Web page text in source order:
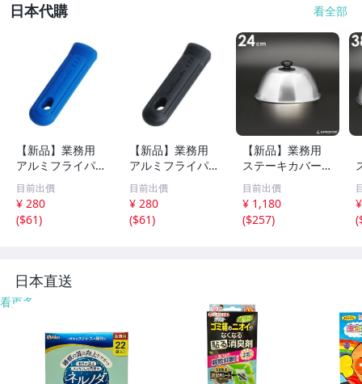
日本代購 看全部
【新品】業務用
アルミフライパン
対応 シリコンハ
ンドル小 青 シリ
コングリップ 鍋
つかみ
目前出價
¥ 280
($61)
【新品】業務用
アルミフライパン
対応シリコンハン
ドル小 黒 シリコ
ングリップ 鍋つ
かみ
目前出價
¥ 280
($61)
【新品】業務用
ステーキカバー 2
4cm 鉄板焼 グリ
ドル 鉄板料理 鉄
板蓋 鉄板カバー
目前出價
¥ 1,180
($257)
(
日本直送
看更多